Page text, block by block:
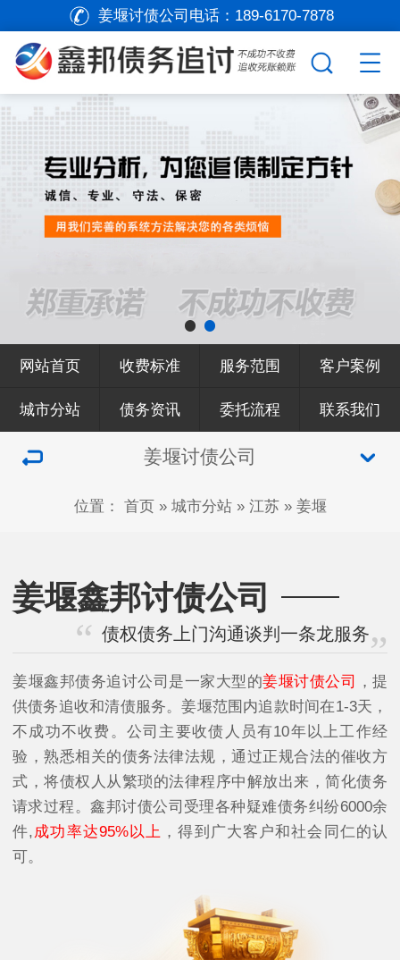
姜堰讨债公司电话： 189-6170-7878
网站首页 收费标准 服务范围 客户案例
城市分站 债务资讯 委托流程 联系我们
姜堰讨债公司
位置： 首页» 城市分站» 江苏» 姜堰
姜堰鑫邦讨债公司
债权债务上门沟通谈判一条龙服务
姜堰鑫邦债务追讨公司是一家大型的姜堰讨债公司
，提
供债务追收和清债服务。姜堰范围内追款时间在1-3天，
不成功不收费。公司主要收债人员有10年以上工作经
验，熟悉相关的债务法律法规，通过正规合法的催收方
式，将债权人从繁琐的法律程序中解放出来，简化债务
请求过程。鑫邦讨债公司受理各种疑难债务纠纷6000余
件, 成功率达95%以上 ，得到广大客户和社会同仁的认
可。